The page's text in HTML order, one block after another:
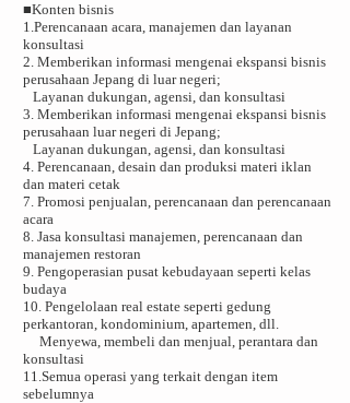
■Konten bisnis
1.Perencanaan acara, manajemen dan layanan
konsultasi
2. Memberikan informasi mengenai ekspansi bisnis
perusahaan Jepang di luar negeri;
Layanan dukungan, agensi, dan konsultasi
3. Memberikan informasi mengenai ekspansi bisnis
perusahaan luar negeri di Jepang;
Layanan dukungan, agensi, dan konsultasi
4. Perencanaan, desain dan produksi materi iklan
dan materi cetak
7. Promosi penjualan, perencanaan dan perencanaan
acara
8. Jasa konsultasi manajemen, perencanaan dan
manajemen restoran
9. Pengoperasian pusat kebudayaan seperti kelas
budaya
10. Pengelolaan real estate seperti gedung
perkantoran, kondominium, apartemen, dll.
Menyewa, membeli dan menjual, perantara dan
konsultasi
11.Semua operasi yang terkait dengan item
sebelumnya